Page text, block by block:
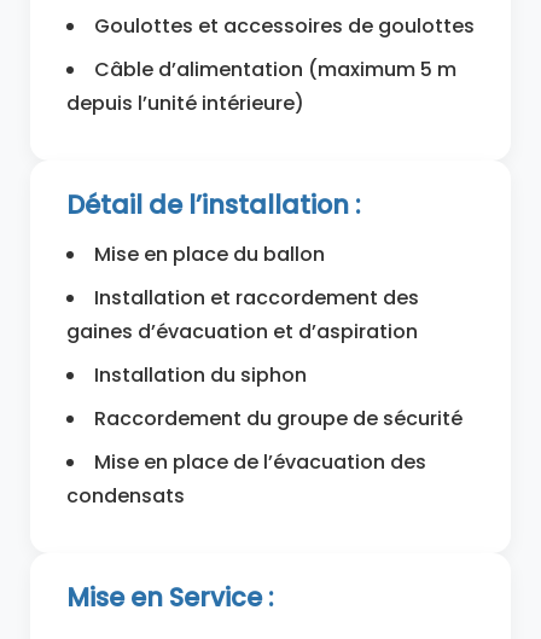
Goulottes et accessoires de goulottes
Câble d’alimentation (maximum 5 m
depuis l’unité intérieure)
Détail de l’installation :
Mise en place du ballon
Installation et raccordement des
gaines d’évacuation et d’aspiration
Installation du siphon
Raccordement du groupe de sécurité
Mise en place de l’évacuation des
condensats
Mise en Service :